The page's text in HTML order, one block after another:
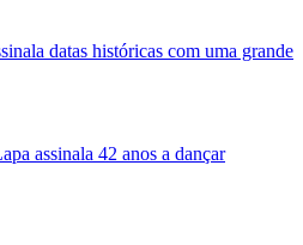
datas históricas com uma grande
assinala 42 anos a dançar